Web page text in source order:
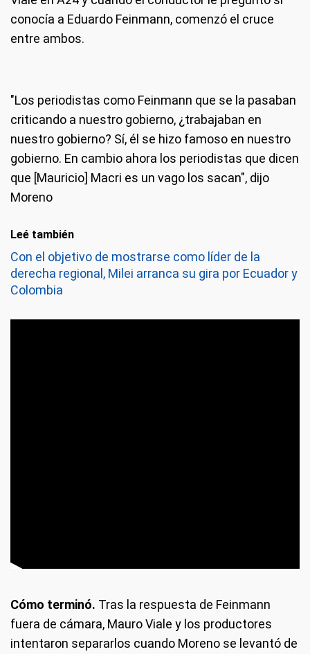
conocía a Eduardo Feinmann, comenzó el cruce
entre ambos.
"Los periodistas como Feinmann que se la pasaban
criticando a nuestro gobierno, ¿trabajaban en
nuestro gobierno? Sí, él se hizo famoso en nuestro
gobierno. En cambio ahora los periodistas que dicen
que [Mauricio] Macri es un vago los sacan", dijo
Moreno
Leé también
Con el objetivo de mostrarse como líder de la
derecha regional, Milei arranca su gira por Ecuador y
Colombia
Cómo terminó. Tras la respuesta de Feinmann
fuera de cámara, Mauro Viale y los productores
intentaron separarlos cuando Moreno se levantó de